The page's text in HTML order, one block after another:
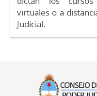
virtuales o a
Judicial.